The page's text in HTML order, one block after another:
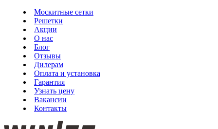
Москитные сетки
Решетки
Акции
О нас
Блог
Отзывы
Дилерам
Оплата и установка
Гарантия
Узнать цену
Вакансии
Контакты